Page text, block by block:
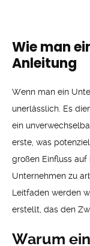
Wie man
Anleitung
Wenn man ein
unerlässlich. Es
ein
erste, was
großen Einfluss
Unternehmen zu
Leitfaden werden
erstellt, das den
Warum